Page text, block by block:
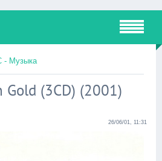
- Музыка
(3CD) (2001)
26/06/01, 11:31